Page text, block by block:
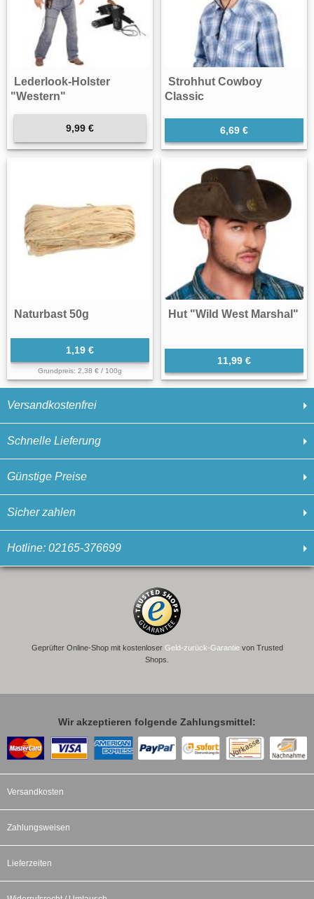
Versandkostenfrei
Schnelle Lieferung
Günstige Preise
Sicher zahlen
Hotline: 02165-376699
Lederlook-Holster
"Western"
9,99 €
Strohhut Cowboy
Classic
6,69 €
Naturbast 50g
1,19 €
Grundpreis: 2,38 € / 100g
Hut "Wild West Marshal"
11,99 €
Geprüfter Online-Shop mit kostenloser Geld-zurück-Garantievon Trusted
Shops.
Wir akzeptieren folgende Zahlungsmittel:
Versandkosten
Zahlungsweisen
Lieferzeiten